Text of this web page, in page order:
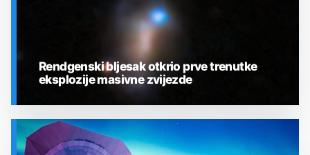
SVEMIR
Rendgenski bljesak otkrio prve trenutke
eksplozije masivne zvijezde